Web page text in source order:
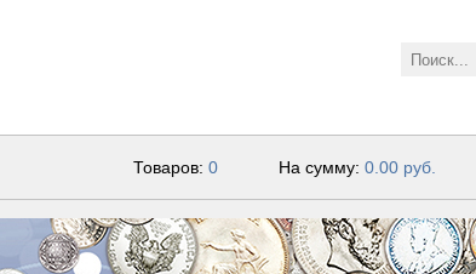
Товаров: 0 На сумму: 0.00 руб.